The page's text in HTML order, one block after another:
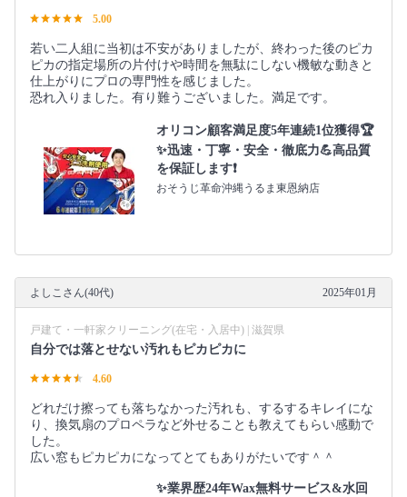
5.00
若い二人組に当初は不安がありましたが、終わった後のピカ
ピカの指定場所の片付けや時間を無駄にしない機敏な動きと
仕上がりにプロの専門性を感じました。
恐れ入りました。有り難うございました。満足です。
オリコン顧客満足度5年連続1位獲得🏆
✨迅速・丁寧・安全・徹底力💪高品質
を保証します❗️
おそうじ革命沖縄うるま東恩納店
よしこさん(40代) 2025年01月
戸建て・一軒家クリーニング(在宅・入居中) | 滋賀県
自分では落とせない汚れもピカピカに
4.60
どれだけ擦っても落ちなかった汚れも、するするキレイにな
り、換気扇のプロペラなど外せることも教えてもらい感動で
した。
広い窓もピカピカになってとてもありがたいです＾＾
✨業界歴24年Wax無料サービス&水回